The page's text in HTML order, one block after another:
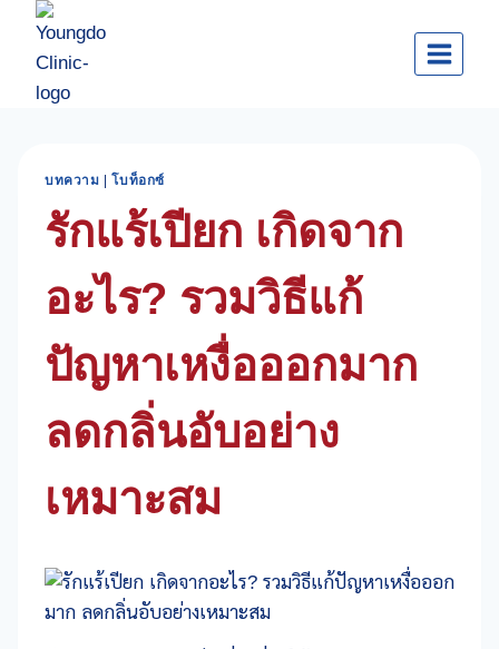
content
บทความ |โบท็อกซ์
รักแร้เปียก เกิดจาก
อะไร? รวมวิธีแก้
ปัญหาเหงื่อออกมาก
ลดกลิ่นอับอย่าง
เหมาะสม